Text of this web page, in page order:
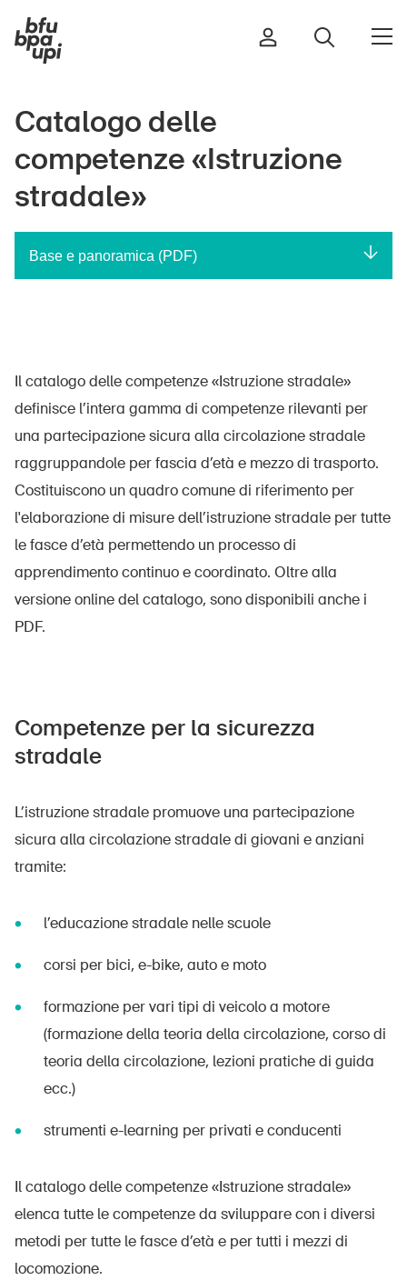
Strada e traffico
Casa e giardino
Edifici e impianti
Scuola
Imprese
UPI – chi siamo
Media
Politica
Campagne
Ordinare & scaricare materiali
Approfondimenti giuridici
Contatto e consulenza
Catalogo delle
competenze «Istruzione
stradale»
Base e panoramica (PDF)
Il catalogo delle competenze «Istruzione stradale»
definisce l’intera gamma di competenze rilevanti per
una partecipazione sicura alla circolazione stradale
raggruppandole per fascia d’età e mezzo di trasporto.
Costituiscono un quadro comune di riferimento per
l'elaborazione di misure dell’istruzione stradale per tutte
le fasce d’età permettendo un processo di
apprendimento continuo e coordinato. Oltre alla
versione online del catalogo, sono disponibili anche i
PDF.
Competenze per la sicurezza
stradale
L’istruzione stradale promuove una partecipazione
sicura alla circolazione stradale di giovani e anziani
tramite:
l’educazione stradale nelle scuole
corsi per bici, e-bike, auto e moto
formazione per vari tipi di veicolo a motore
(formazione della teoria della circolazione, corso di
teoria della circolazione, lezioni pratiche di guida
ecc.)
strumenti e-learning per privati e conducenti
Il catalogo delle competenze «Istruzione stradale»
elenca tutte le competenze da sviluppare con i diversi
metodi per tutte le fasce d’età e per tutti i mezzi di
locomozione.